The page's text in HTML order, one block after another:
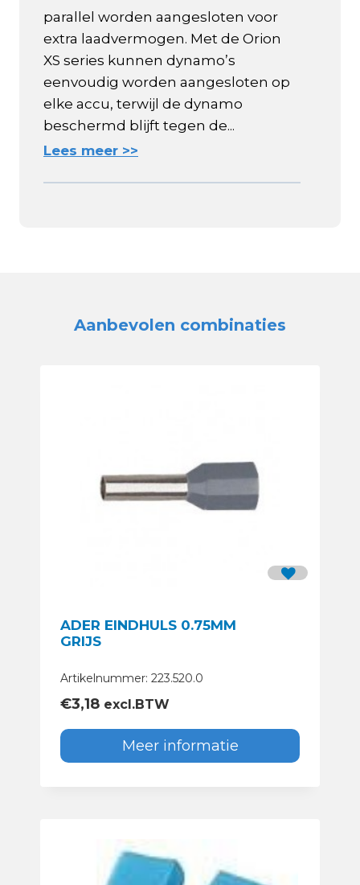
parallel worden aangesloten voor
extra laadvermogen. Met de Orion
XS series kunnen dynamo’s
eenvoudig worden aangesloten op
elke accu, terwijl de dynamo
beschermd blijft tegen de...
Lees meer >>
Aanbevolen combinaties
ADER EINDHULS 0.75MM
GRIJS
Artikelnummer: 223.520.0
€3,18 excl.BTW
Meer informatie